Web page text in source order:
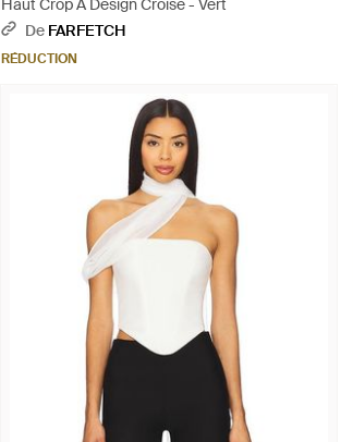
Haut Crop À Design Croisé - Vert
De FARFETCH
RÉDUCTION